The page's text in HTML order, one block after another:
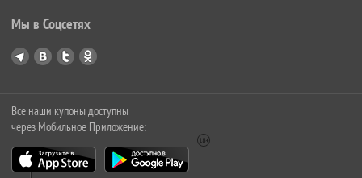
Мы в Соцсетях
Все наши купоны доступны
через Мобильное Приложение: